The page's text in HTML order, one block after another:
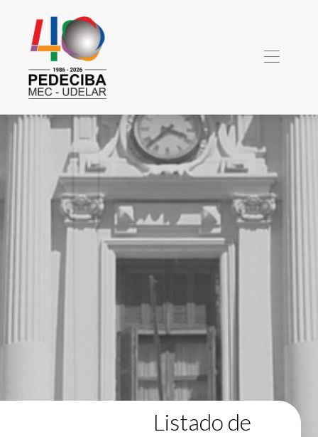
Listado de